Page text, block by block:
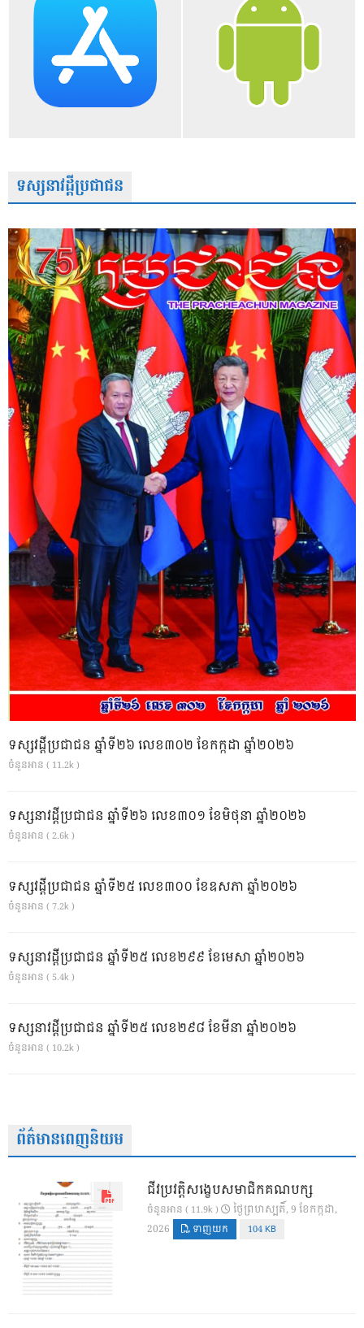
ទស្សនាវដ្តីប្រជាជន
ទស្សវដ្តីប្រជាជន ឆ្នាំទី២៦ លេខ៣០២ ខែកក្កដា ឆ្នាំ២០២៦
ចំនួនអាន ( 11.2k )
ទស្សនាវដ្ដីប្រជាជន ឆ្នាំទី២៦ លេខ៣០១ ខែមិថុនា ឆ្នាំ២០២៦
ចំនួនអាន ( 2.6k )
ទស្សវដ្តីប្រជាជន ឆ្នាំទី២៥ លេខ៣០០ ខែឧសភា ឆ្នាំ២០២៦
ចំនួនអាន ( 7.2k )
ទស្សនាវដ្ដីប្រជាជន ឆ្នាំទី២៥ លេខ២៩៩ ខែមេសា ឆ្នាំ២០២៦
ចំនួនអាន ( 5.4k )
ទស្សនាវដ្ដីប្រជាជន ឆ្នាំទី២៥ លេខ២៩៨ ខែមីនា ឆ្នាំ២០២៦
ចំនួនអាន ( 10.2k )
ព័ត៌មានពេញនិយម
ជីវប្រវត្តិសង្ខេបសមាជិកគណបក្ស
ចំនួនអាន ( 11.9k )
ថ្ងៃ​ព្រហស្បតិ៍, 9 ខែ​កក្កដា,
2026
ទាញយក 104 KB